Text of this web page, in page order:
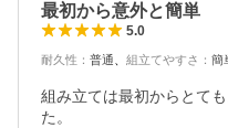
最初から意外と簡単
5.0
耐久性 ： 普通 組立てやすさ ： 簡
組み立ては最初からとて
た。